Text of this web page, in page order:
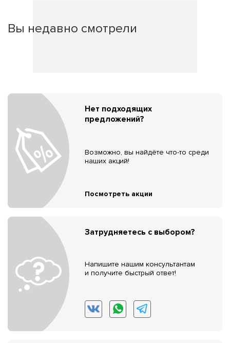
Вы недавно смотрели
Нет подходящих
предложений?
Возможно, вы найдёте что-то среди
наших акций!
Посмотреть акции
Затрудняетесь с выбором?
Напишите нашим консультантам
и получите быстрый ответ!